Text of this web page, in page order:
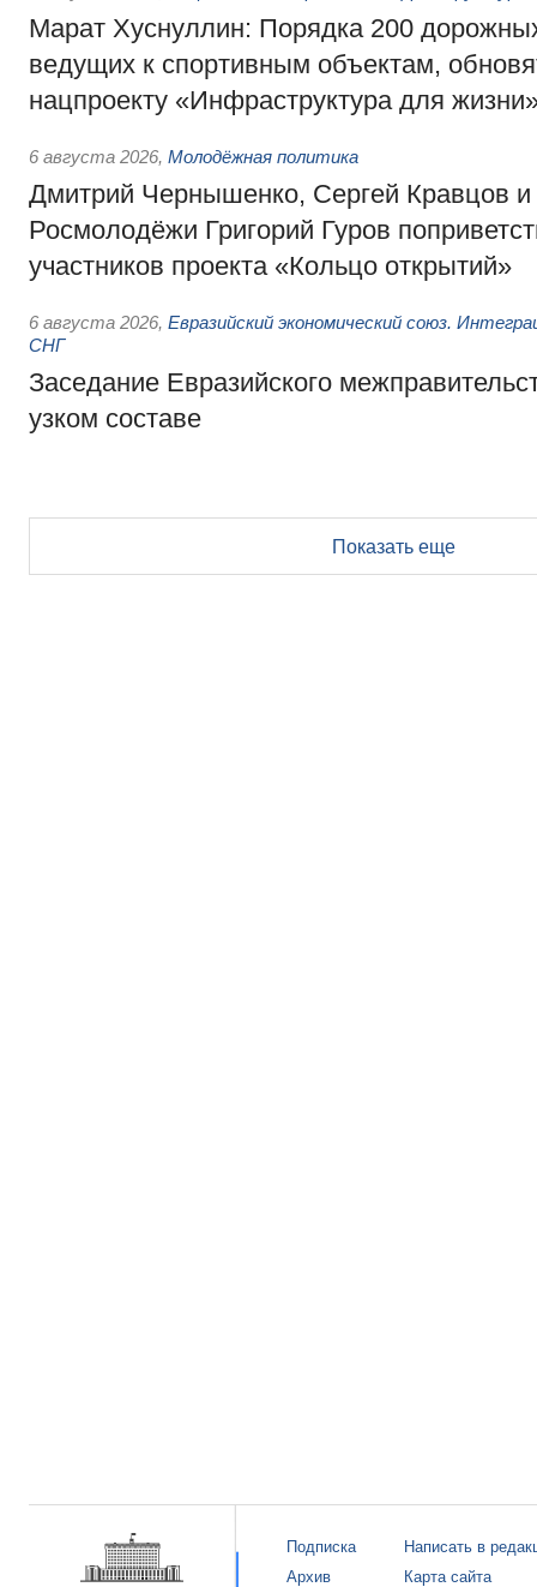
Марат Хуснуллин: Порядка 200
ведущих к спортивным объектам,
нацпроекту «Инфраструктура для
6 августа 2026, Молодёжная политика
Дмитрий Чернышенко, Сергей Кравцов и
Росмолодёжи Григорий Гуров
участников проекта «Кольцо открытий»
6 августа 2026, Евразийский экономический союз.
СНГ
Заседание Евразийского
узком составе
Показать еще
Подписка
Архив
Написать в
Карта сайта